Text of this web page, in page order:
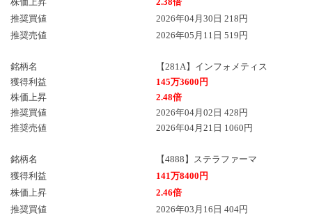
推奨買値
2026年04月30日 218円
推奨売値
2026年05月11日 519円
銘柄名
【281A】インフォメティス
獲得利益
145万3600円
株価上昇
2.48倍
推奨買値
2026年04月02日 428円
推奨売値
2026年04月21日 1060円
銘柄名
【4888】ステラファーマ
獲得利益
141万8400円
株価上昇
2.46倍
推奨買値
2026年03月16日 404円